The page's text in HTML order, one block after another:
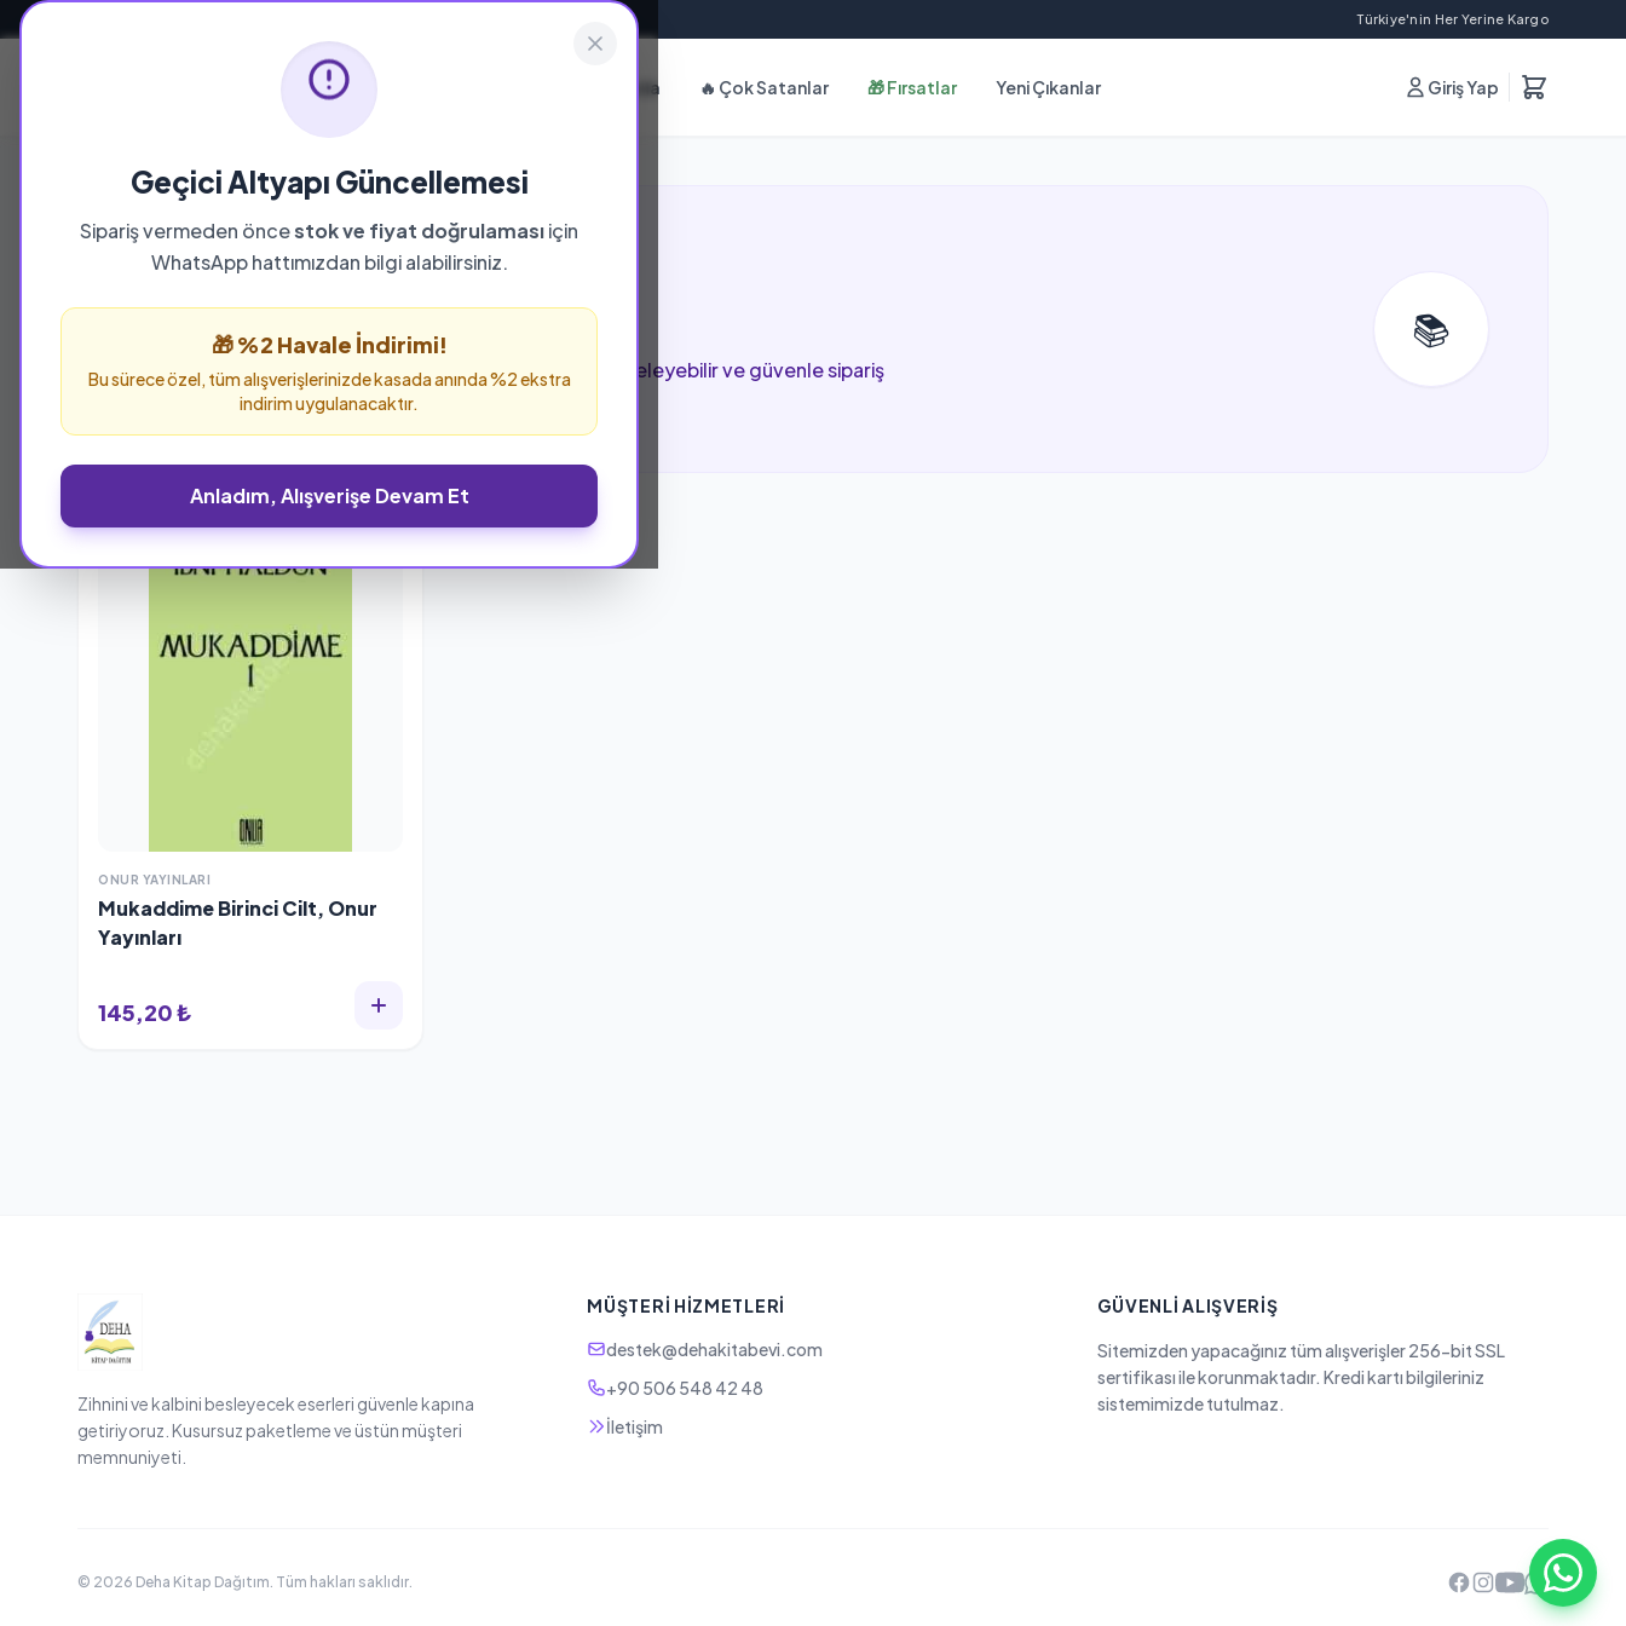
Geçici Altyapı Güncellemesi
Sipariş vermeden öncestok ve fiyat doğrulamasıiçin
WhatsApp hattımızdan bilgi alabilirsiniz.
🎁 %2 Havale İndirimi!
Bu sürece özel, tüm alışverişlerinizde kasada anında %2 ekstra
indirim uygulanacaktır.
Anladım, Alışverişe Devam Et
Türkiye'nin Her Yerine Kargo
Hakkımızda 🔥 Çok Satanlar 🎁 Fırsatlar Yeni Çıkanlar Giriş Yap
YAYINEVI
Onur Yayınları
Onur Yayınları yayınevine ait tüm eserleri bu sayfada inceleyebilir ve güvenle sipariş
verebilirsiniz.
📚
ONUR YAYINLARI
Mukaddime Birinci Cilt, Onur
Yayınları
145,20 ₺
Zihnini ve kalbini besleyecek eserleri güvenle kapına
getiriyoruz. Kusursuz paketleme ve üstün müşteri
memnuniyeti.
MÜŞTERI HIZMETLERI
destek@dehakitabevi.com
+90 506 548 42 48
İletişim
GÜVENLI ALIŞVERIŞ
Sitemizden yapacağınız tüm alışverişler 256-bit SSL
sertifikası ile korunmaktadır. Kredi kartı bilgileriniz
sistemimizde tutulmaz.
© 2026 Deha Kitap Dağıtım. Tüm hakları saklıdır.